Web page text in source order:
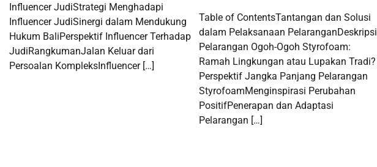
Influencer JudiStrategi Menghadapi
Influencer JudiSinergi dalam Mendukung
Hukum BaliPerspektif Influencer Terhadap
JudiRangkumanJalan Keluar dari
Persoalan KompleksInfluencer […]
Table of ContentsTantangan dan Solusi
dalam Pelaksanaan PelaranganDeskripsi
Pelarangan Ogoh-Ogoh Styrofoam:
Ramah Lingkungan atau Lupakan Tradi?
Perspektif Jangka Panjang Pelarangan
StyrofoamMenginspirasi Perubahan
PositifPenerapan dan Adaptasi
Pelarangan […]